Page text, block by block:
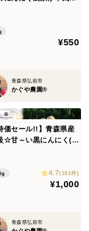
ます！！
用できます☆
いよう、じっくり低
飛ばし、旨味と栄
製品より糖度が高
べやすいかぐやの黒
を一切使用せずに栽
¥550
青森県弘前市
かぐや農園®
価セール!!】青森県産
☆甘～い黒にんにく(お
4.7(181件)
¥1,000
青森県弘前市